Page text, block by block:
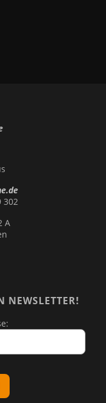
302
A
NEWSLETTER!